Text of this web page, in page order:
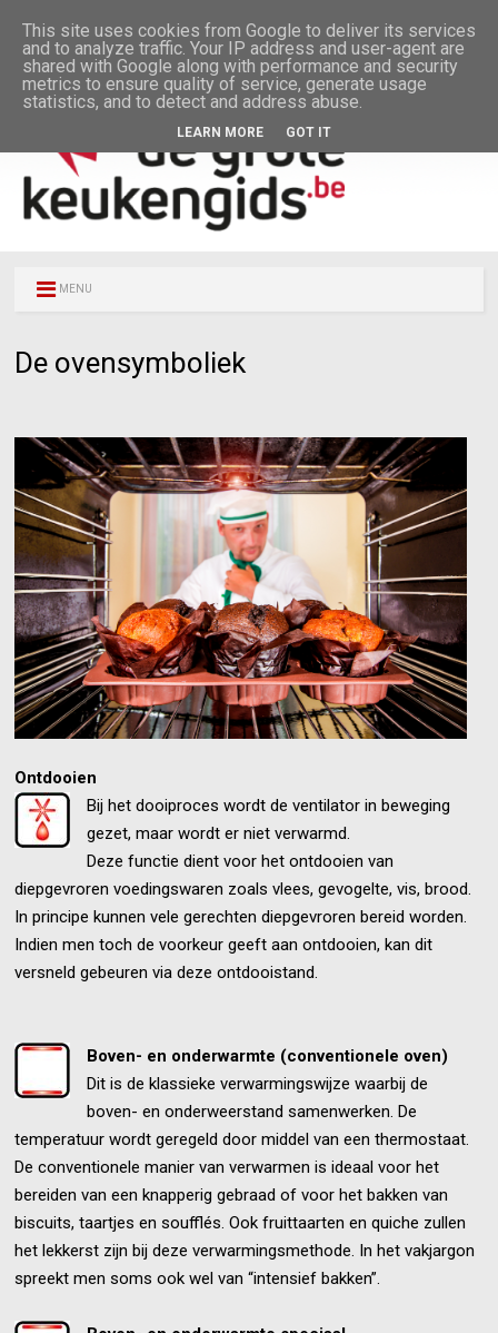
MENU
De ovensymboliek
Ontdooien
Bij het dooiproces wordt de ventilator in beweging
gezet, maar wordt er niet verwarmd.
Deze functie dient voor het ontdooien van
diepgevroren voedingswaren zoals vlees, gevogelte, vis, brood.
In principe kunnen vele gerechten diepgevroren bereid worden.
Indien men toch de voorkeur geeft aan ontdooien, kan dit
versneld gebeuren via deze ontdooistand.
Boven- en onderwarmte (conventionele oven)
Dit is de klassieke verwarmingswijze waarbij de
boven- en onderweerstand samenwerken. De
temperatuur wordt geregeld door middel van een thermostaat.
De conventionele manier van verwarmen is ideaal voor het
bereiden van een knapperig gebraad of voor het bakken van
biscuits, taartjes en soufflés. Ook fruittaarten en quiche zullen
het lekkerst zijn bij deze verwarmingsmethode. In het vakjargon
spreekt men soms ook wel van “intensief bakken”.
This site uses cookies from Google to deliver its services
and to analyze traffic. Your IP address and user-agent are
shared with Google along with performance and security
metrics to ensure quality of service, generate usage
statistics, and to detect and address abuse.
LEARN MORE GOT IT